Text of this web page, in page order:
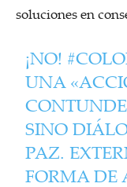
soluciones en
¡NO!
UNA
SINO
PAZ.
FORMA DE